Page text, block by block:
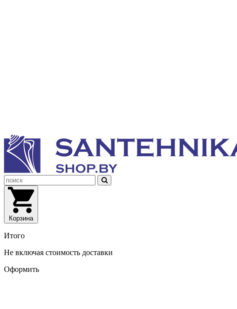
Корзина
Итого
Не включая стоимость доставки
Оформить